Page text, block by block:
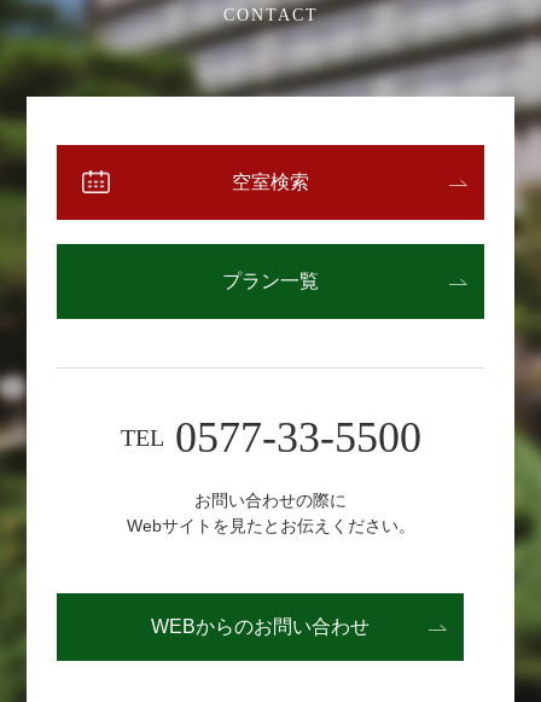
CONTACT
空室検索
プラン一覧
TEL 0577-33-5500
お問い合わせの際に
Webサイトを見たとお伝えください。
WEBからのお問い合わせ